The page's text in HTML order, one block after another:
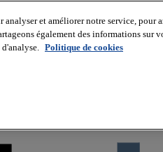
analyser et améliorer notre service,
également des informations sur
Politique de cookies